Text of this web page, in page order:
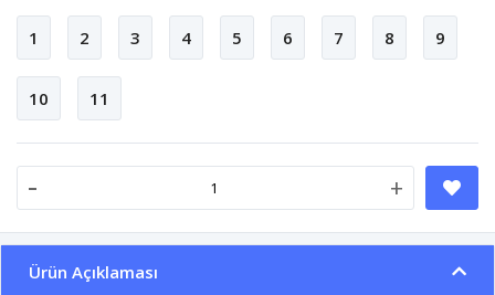
1 2 3 4 5 6 7 8 9
10 11
- +
Ürün Açıklaması